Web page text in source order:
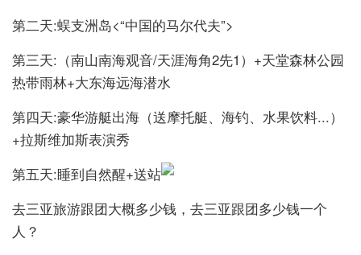
第二天:蜈支洲岛<“中国的马尔代夫”>
第三天:（南山南海观音/天涯海角2先1）+天堂森林公园
热带雨林+大东海远海潜水
第四天:豪华游艇出海（送摩托艇、海钓、水果饮料...）
+拉斯维加斯表演秀
第五天:睡到自然醒+送站
去三亚旅游跟团大概多少钱，去三亚跟团多少钱一个
人？